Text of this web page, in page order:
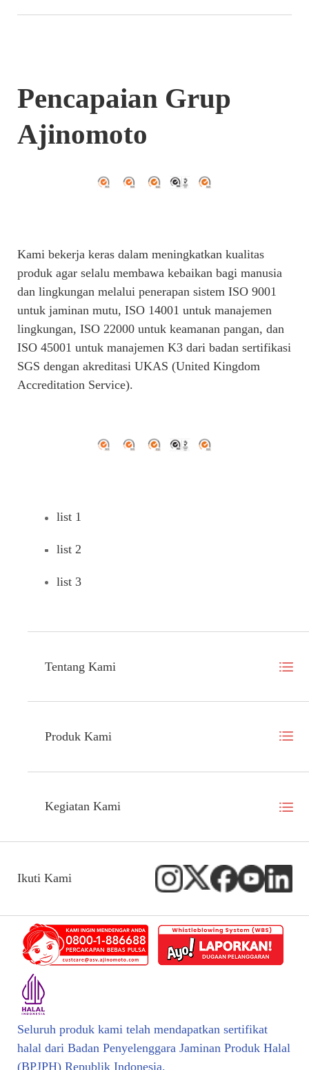
Pencapaian Grup
Ajinomoto
Kami bekerja keras dalam meningkatkan kualitas
produk agar selalu membawa kebaikan bagi manusia
dan lingkungan melalui penerapan sistem ISO 9001
untuk jaminan mutu, ISO 14001 untuk manajemen
lingkungan, ISO 22000 untuk keamanan pangan, dan
ISO 45001 untuk manajemen K3 dari badan sertifikasi
SGS dengan akreditasi UKAS (United Kingdom
Accreditation Service).
list 1
list 2
list 3
Tentang Kami
Produk Kami
Kegiatan Kami
Ikuti Kami
Seluruh produk kami telah mendapatkan sertifikat
halal dari Badan Penyelenggara Jaminan Produk Halal
(BPJPH) Republik Indonesia.